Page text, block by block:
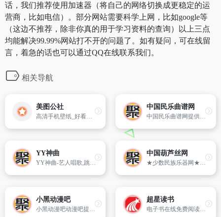
话，我们推荐使用加速器（将自己的网络切换成更稳定的运
营商，比如电信）。部分网站需要科学上网，比如google等
（这边不推荐，除非你真的用于学习资料的查询）以上三点
均能解决99.99%网站打不开的问题了。如有疑问，可在线留
言，着急的话也可以通过QQ在线联系我们。
相关导航
美图公社
高清手机壁纸_好看美女图片集免费下载网
中国民乐曲谱网
中国民乐曲谱网提供民乐曲谱,包括古筝曲谱、二胡乐谱、古琴谱、笛子曲谱等
YY神曲
YY神曲-艺人唱歌,跳舞,演奏等才艺表演视频网站 – 美女帅哥才艺表演视频站,歌曲翻唱,舞蹈表演
中国葫芦丝网
★少数民族乐器网★(中国葫芦丝网)www.hulusi.com,网上最大的葫芦丝论坛,建站最早的葫芦丝网站,专业的葫芦丝教学,葫芦丝名曲,葫芦丝曲谱，葫芦丝伴奏下载,葫芦丝音乐欣赏,葫芦丝指法表,以及其它少数民族乐器的介绍 为中国葫芦丝门户网站！
小黑动漫吧
小黑动漫吧动漫吧提供动画片大全,日本动漫,动漫大全,最新动画片,最新动漫,动漫电影！
超星读书
电子书在线免费阅读网站-中文免费电子书阅读网站